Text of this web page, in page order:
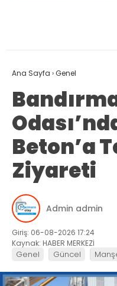
Ana Sayfa ›Genel
Beton’a
Ziyareti
Admin admin
Giriş: 06-08-2026 17:24
Kaynak: HABER MERKEZİ
Genel Güncel